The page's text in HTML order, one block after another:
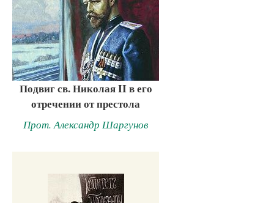
Подвиг св. Николая II в его
отречении от престола
Прот. Александр Шаргунов